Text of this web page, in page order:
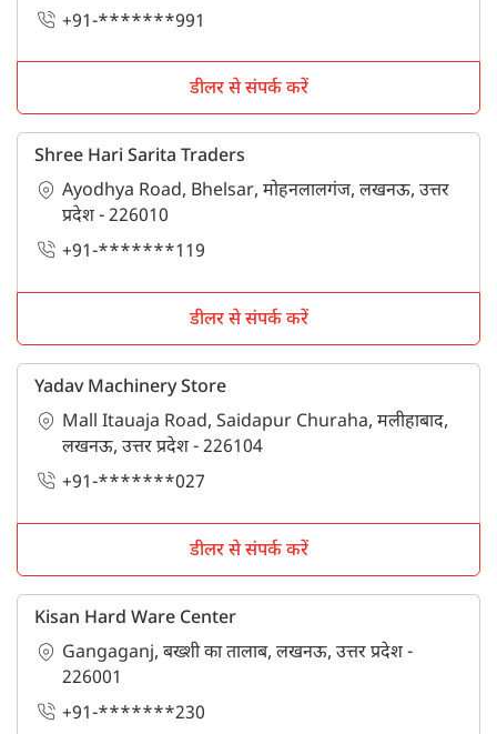
+91-*******991
डीलर से संपर्क करें
Shree Hari Sarita Traders
Ayodhya Road, Bhelsar, मोहनलालगंज, लखनऊ, उत्तर
प्रदेश - 226010
+91-*******119
डीलर से संपर्क करें
Yadav Machinery Store
Mall Itauaja Road, Saidapur Churaha, मलीहाबाद,
लखनऊ, उत्तर प्रदेश - 226104
+91-*******027
डीलर से संपर्क करें
Kisan Hard Ware Center
Gangaganj, बख्शी का तालाब, लखनऊ, उत्तर प्रदेश -
226001
+91-*******230